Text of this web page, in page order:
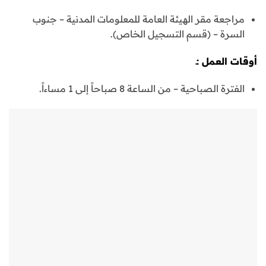
مراجعة مقر الهيئة العامة للمعلومات المدنية – جنوب
السرة – (قسم التسجيل الخاص).
أوقات العمل :ـ
الفترة الصباحية – من الساعة 8 صباحاً إلى 1 مساءاً.